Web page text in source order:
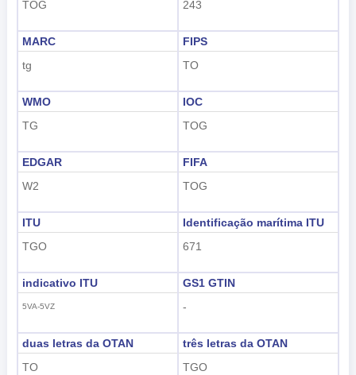
TOG
243
MARC
tg
FIPS
TO
WMO
TG
IOC
TOG
EDGAR
W2
FIFA
TOG
ITU
TGO
Identificação marítima ITU
671
indicativo ITU
5VA-5VZ
GS1 GTIN
-
duas letras da OTAN
TO
três letras da OTAN
TGO